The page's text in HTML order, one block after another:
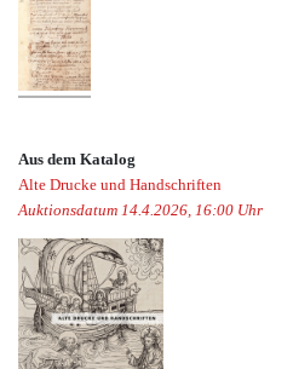
Aus dem Katalog
Alte Drucke und Handschriften
Auktionsdatum 14.4.2026, 16:00 Uhr